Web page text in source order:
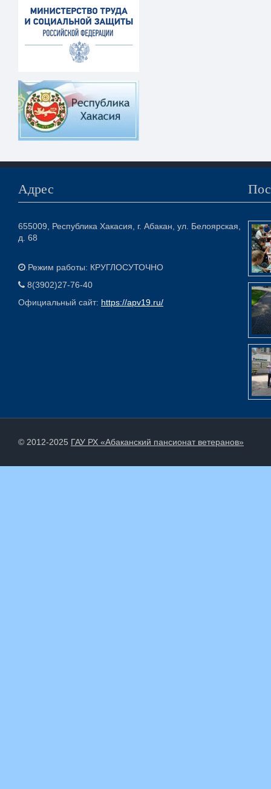
Адрес
655009, Республика Хакасия, г. Абакан, ул. Белоярская,
д. 68
Режим работы: КРУГЛОСУТОЧНО
8(3902)27-76-40
Официальный сайт: https://apv19.ru/
© 2012-2025 ГАУ РХ «Абаканский пансионат ветеранов»